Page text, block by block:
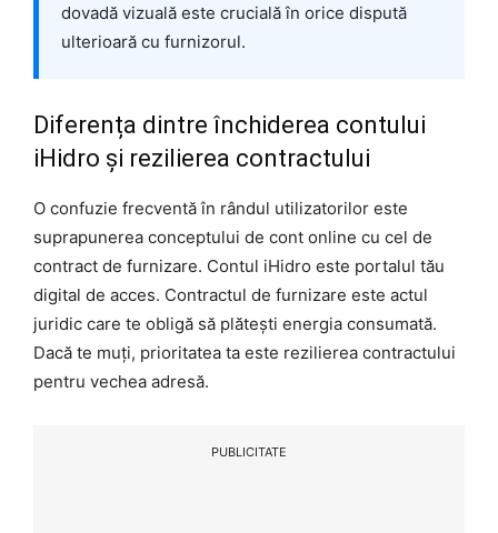
dovadă vizuală este crucială în orice dispută
ulterioară cu furnizorul.
Diferența dintre închiderea contului
iHidro și rezilierea contractului
O confuzie frecventă în rândul utilizatorilor este
suprapunerea conceptului de cont online cu cel de
contract de furnizare. Contul iHidro este portalul tău
digital de acces. Contractul de furnizare este actul
juridic care te obligă să plătești energia consumată.
Dacă te muți, prioritatea ta este rezilierea contractului
pentru vechea adresă.
PUBLICITATE